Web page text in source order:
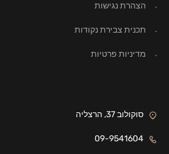
הצהרת נגישות
תכנית צבירת נקודות
מדיניות פרטיות
סוקולוב 37, הרצליה
09-9541604